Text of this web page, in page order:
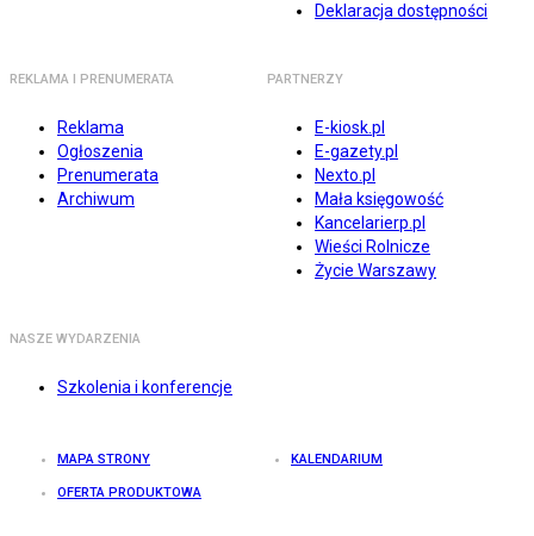
Deklaracja dostępności
REKLAMA I PRENUMERATA
Reklama
Ogłoszenia
Prenumerata
Archiwum
PARTNERZY
E-kiosk.pl
E-gazety.pl
Nexto.pl
Mała księgowość
Kancelarierp.pl
Wieści Rolnicze
Życie Warszawy
NASZE WYDARZENIA
Szkolenia i konferencje
MAPA STRONY KALENDARIUM
OFERTA PRODUKTOWA